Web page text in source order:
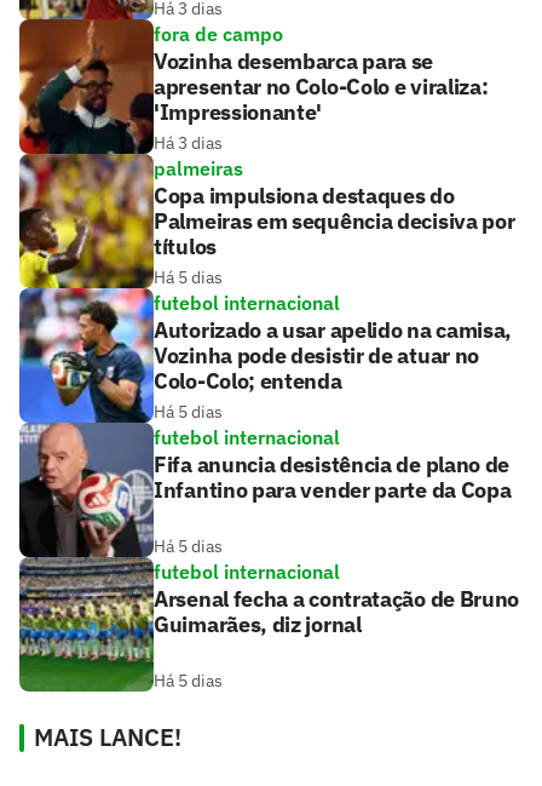
Há 3 dias
fora de campo
Vozinha desembarca para se
apresentar no Colo-Colo e viraliza:
'Impressionante'
Há 3 dias
palmeiras
Copa impulsiona destaques do
Palmeiras em sequência decisiva por
títulos
Há 5 dias
futebol internacional
Autorizado a usar apelido na camisa,
Vozinha pode desistir de atuar no
Colo-Colo; entenda
Há 5 dias
futebol internacional
Fifa anuncia desistência de plano de
Infantino para vender parte da Copa
Há 5 dias
futebol internacional
Arsenal fecha a contratação de Bruno
Guimarães, diz jornal
Há 5 dias
MAIS LANCE!